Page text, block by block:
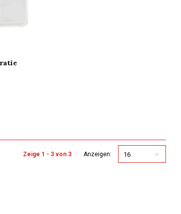
Zeige 1 - 3 von 3 Anzeigen: 16